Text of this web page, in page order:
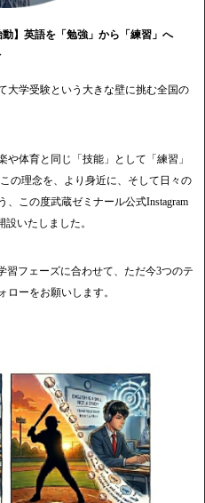
動】英語を「勉強」から「練習」へ
大学受験という大きな壁に挑む全国の
体育と同じ「技能」として「練習」
理念を、より身近に、そして日々の
この度武蔵ゼミナール公式Instagram
設いたしました。
習フェーズに合わせて、ただ今3つのテ
ローをお願いします。